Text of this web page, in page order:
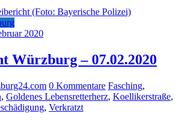
2020
Würzburg – 07.02.2020
0 Kommentare Fasching,
, Goldenes Lebensretterherz, Koellikerstraße,
, Verkratzt